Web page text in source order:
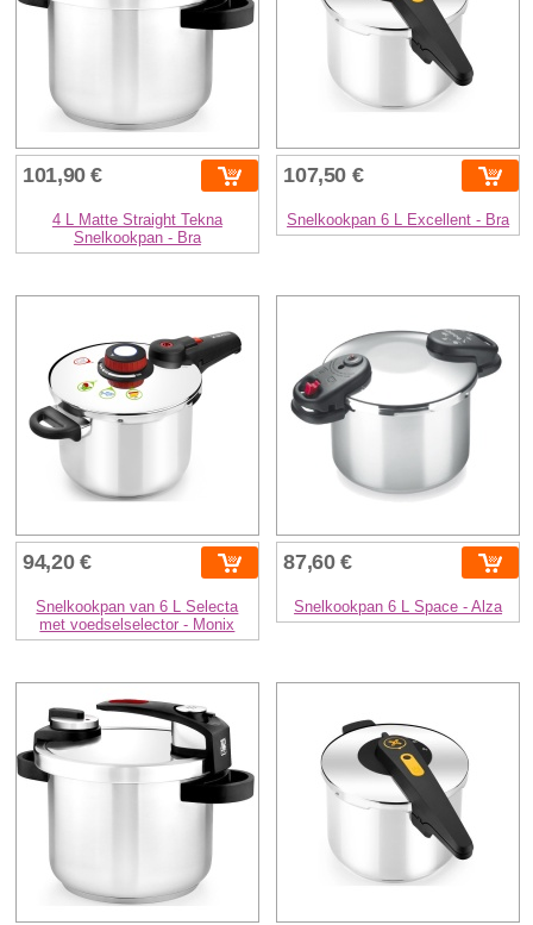
101,90 €
4 L Matte Straight Tekna
Snelkookpan - Bra
107,50 €
Snelkookpan 6 L Excellent - Bra
94,20 €
Snelkookpan van 6 L Selecta
met voedselselector - Monix
87,60 €
Snelkookpan 6 L Space - Alza